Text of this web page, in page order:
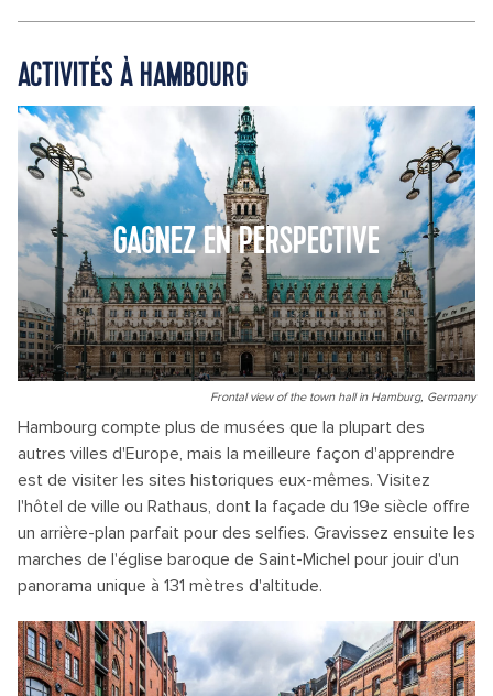
ACTIVITÉS À HAMBOURG
GAGNEZ EN PERSPECTIVE
Frontal view of the town hall in Hamburg, Germany
Hambourg compte plus de musées que la plupart des
autres villes d'Europe, mais la meilleure façon d'apprendre
est de visiter les sites historiques eux-mêmes. Visitez
l'hôtel de ville ou Rathaus, dont la façade du 19e siècle offre
un arrière-plan parfait pour des selfies. Gravissez ensuite les
marches de l'église baroque de Saint-Michel pour jouir d'un
panorama unique à 131 mètres d'altitude.